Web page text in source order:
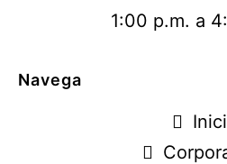
1:00 p.m. a
Navega